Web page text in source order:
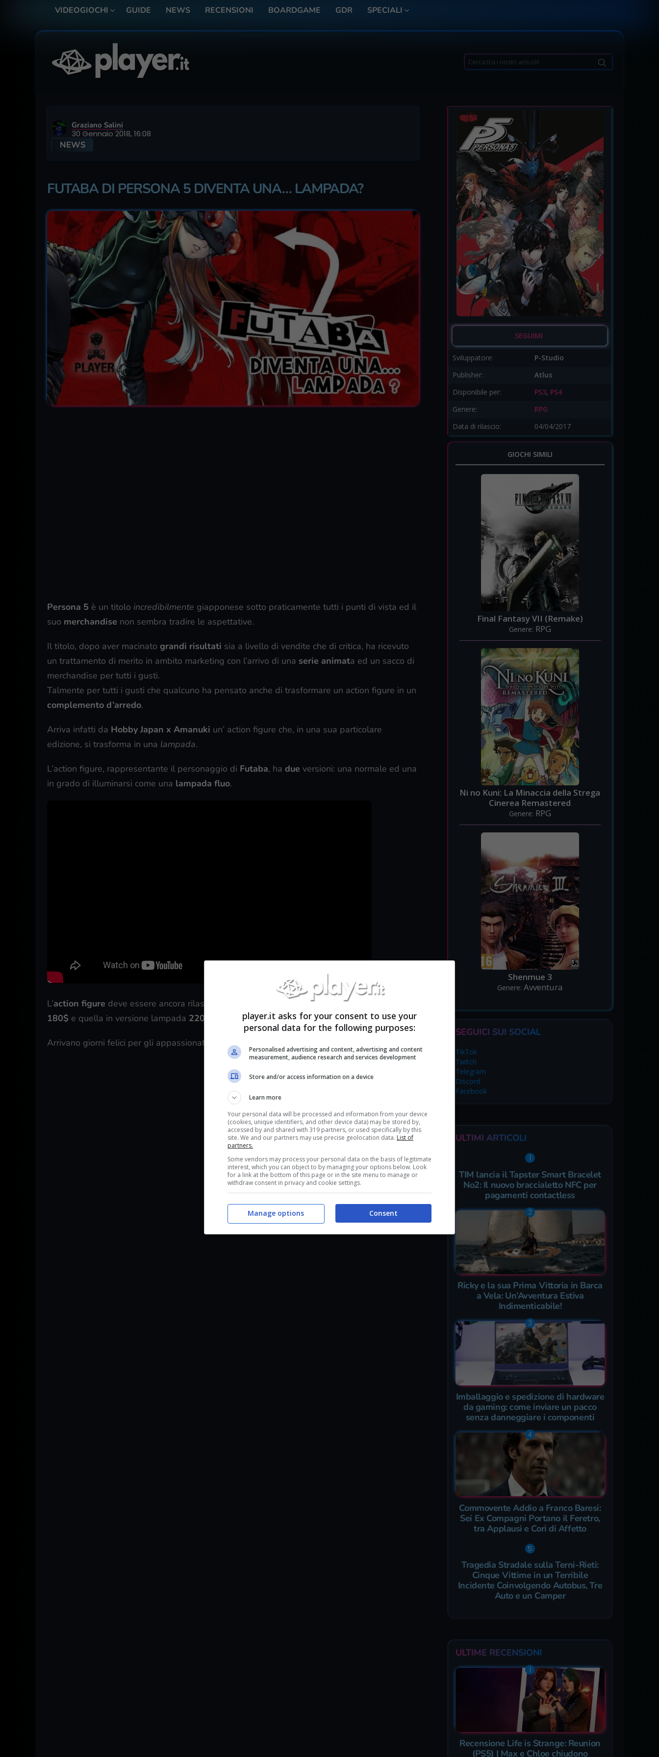
VIDEOGIOCHI GUIDE NEWS RECENSIONI BOARDGAME GDR SPECIALI
Search
for:
Graziano Salini
30 Gennaio 2018, 16:08
NEWS
FUTABA DI PERSONA 5 DIVENTA UNA… LAMPADA?
Persona 5 è un titolo incredibilmente giapponese sotto praticamente tutti i punti di vista ed il
suo merchandise non sembra tradire le aspettative.
Il titolo, dopo aver macinato grandi risultati sia a livello di vendite che di critica, ha ricevuto
un trattamento di merito in ambito marketing con l’arrivo di una serie animata ed un sacco di
merchandise per tutti i gusti.
Talmente per tutti i gusti che qualcuno ha pensato anche di trasformare un action figure in un
complemento d’arredo.
Arriva infatti da Hobby Japan x Amanuki un’ action figure che, in una sua particolare
edizione, si trasforma in una lampada.
L’action figure, rappresentante il personaggio di Futaba, ha due versioni: una normale ed una
in grado di illuminarsi come una lampada fluo.
L’action figure deve essere ancora rilasciata ufficialmente, la versione base avrà un prezzo di
180$ e quella in versione lampada 220$.
Arrivano giorni felici per gli appassionati di Persona.
SEGUIMI
Sviluppatore:
P-Studio
Publisher:
Atlus
Disponibile per:
PS3, PS4
Genere:
RPG
Data di rilascio:
04/04/2017
GIOCHI SIMILI
Final Fantasy VII (Remake)
Genere: RPG
Ni no Kuni: La Minaccia della Strega
Cinerea Remastered
Genere: RPG
Shenmue 3
Genere:Avventura
SEGUICI SUI SOCIAL
TikTok
Twitch
Telegram
Discord
Facebook
ULTIMI ARTICOLI
TIM lancia il Tapster Smart Bracelet
No2: Il nuovo braccialetto NFC per
pagamenti contactless
Ricky e la sua Prima Vittoria in Barca
a Vela: Un’Avventura Estiva
Indimenticabile!
Imballaggio e spedizione di hardware
da gaming: come inviare un pacco
senza danneggiare i componenti
Commovente Addio a Franco Baresi:
Sei Ex Compagni Portano il Feretro,
tra Applausi e Cori di Affetto
Tragedia Stradale sulla Terni-Rieti:
Cinque Vittime in un Terribile
Incidente Coinvolgendo Autobus, Tre
Auto e un Camper
ULTIME RECENSIONI
Recensione Life is Strange: Reunion
(PS5) | Max e Chloe chiudono
player.it asks for your consent to use your
personal data for the following purposes:
Personalised advertising and content, advertising and content
measurement, audience research and services development
Store and/or access information on a device
Learn more
Your personal data will be processed and information from your device
(cookies, unique identifiers, and other device data) may be stored by,
accessed by and shared with 319 partners, or used specifically by this
site. We and our partners may use precise geolocation data. List of
partners.
Some vendors may process your personal data on the basis of legitimate
interest, which you can object to by managing your options below. Look
for a link at the bottom of this page or in the site menu to manage or
withdraw consent in privacy and cookie settings.
Consent
Manage options